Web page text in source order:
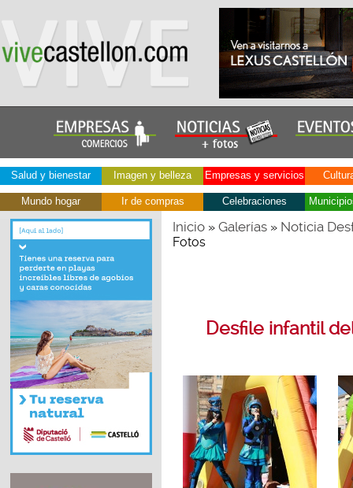
Salud y bienestar Imagen y belleza Empresas y servicios
Mundo hogar Ir de compras Celebraciones
Inicio» Galerías» Noticia
Fotos
Desfile infantil